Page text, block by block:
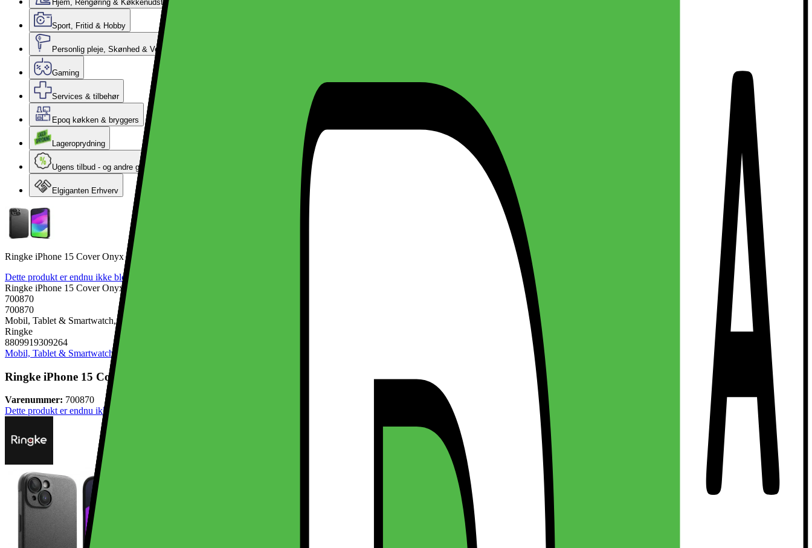
Hjem, Rengøring & Køkkenudstyr
Sport, Fritid & Hobby
Personlig pleje, Skønhed & Velvære
Gaming
Services & tilbehør
Epoq køkken & bryggers
Lageroprydning
Ugens tilbud - og andre gode priser
Elgiganten Erhverv
Ringke iPhone 15 Cover Onyx Sort
Dette produkt er endnu ikke blevet bedømt.
Ringke iPhone 15 Cover Onyx Sort
700870
700870
Mobil, Tablet & Smartwatch, Mobiltilbehør, Mobilcovers
Ringke
8809919309264
Mobil, Tablet & Smartwatch Mobiltilbehør
Ringke iPhone 15 Cover Onyx Sort
Varenummer: 700870
Dette produkt er endnu ikke blevet bedømt.